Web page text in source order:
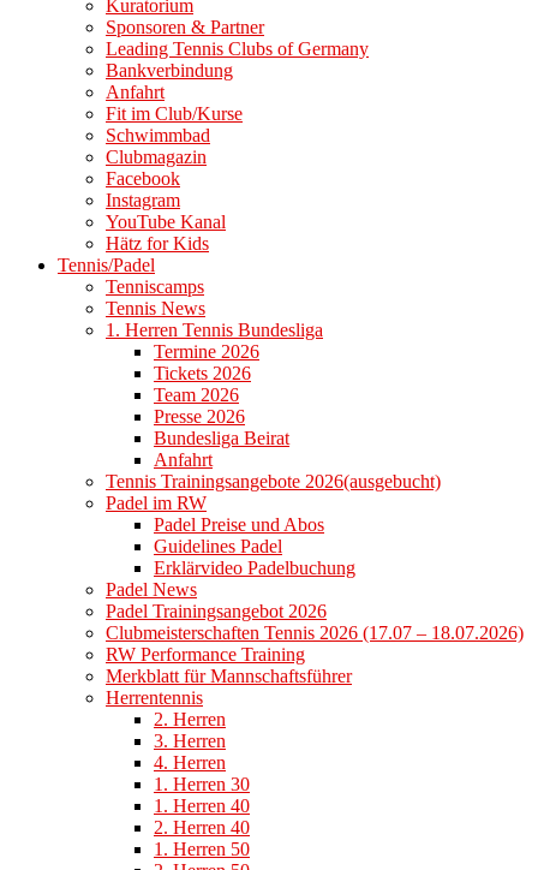
Kuratorium
Sponsoren & Partner
Leading Tennis Clubs of Germany
Bankverbindung
Anfahrt
Fit im Club/Kurse
Schwimmbad
Clubmagazin
Facebook
Instagram
YouTube Kanal
Hätz for Kids
Tennis/Padel
Tenniscamps
Tennis News
1. Herren Tennis Bundesliga
Termine 2026
Tickets 2026
Team 2026
Presse 2026
Bundesliga Beirat
Anfahrt
Tennis Trainingsangebote 2026(ausgebucht)
Padel im RW
Padel Preise und Abos
Guidelines Padel
Erklärvideo Padelbuchung
Padel News
Padel Trainingsangebot 2026
Clubmeisterschaften Tennis 2026 (17.07 – 18.07.2026)
RW Performance Training
Merkblatt für Mannschaftsführer
Herrentennis
2. Herren
3. Herren
4. Herren
1. Herren 30
1. Herren 40
2. Herren 40
1. Herren 50